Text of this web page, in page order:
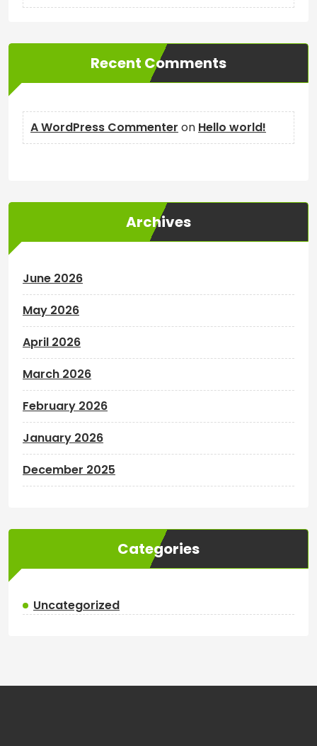
Recent Comments
A WordPress Commenter on Hello world!
Archives
June 2026
May 2026
April 2026
March 2026
February 2026
January 2026
December 2025
Categories
Uncategorized